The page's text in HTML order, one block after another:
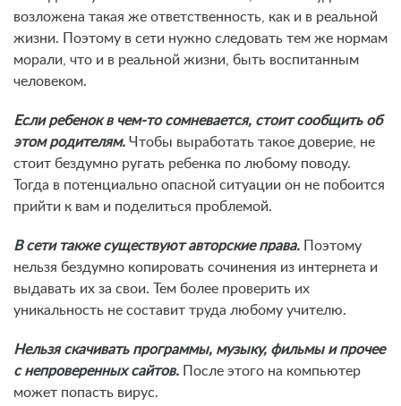
возложена такая же ответственность, как и в реальной
жизни. Поэтому в сети нужно следовать тем же нормам
морали, что и в реальной жизни, быть воспитанным
человеком.
Если ребенок в чем-то сомневается, стоит сообщить об
этом родителям. Чтобы выработать такое доверие, не
стоит бездумно ругать ребенка по любому поводу.
Тогда в потенциально опасной ситуации он не побоится
прийти к вам и поделиться проблемой.
В сети также существуют авторские права. Поэтому
нельзя бездумно копировать сочинения из интернета и
выдавать их за свои. Тем более проверить их
уникальность не составит труда любому учителю.
Нельзя скачивать программы, музыку, фильмы и прочее
с непроверенных сайтов. После этого на компьютер
может попасть вирус.